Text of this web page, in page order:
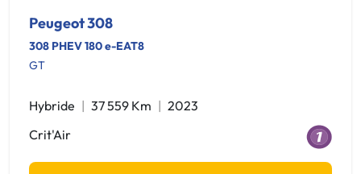
Peugeot 308
308 PHEV 180 e-EAT8
GT
Hybride 37 559 Km
2023
Crit'Air